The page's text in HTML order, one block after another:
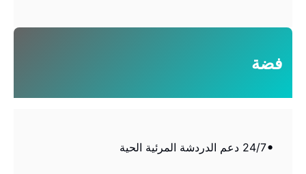
فضة
24/7 دعم الدردشة المرئية الحية